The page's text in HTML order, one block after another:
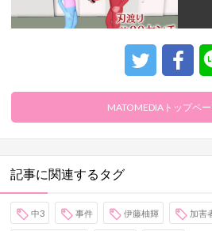
MATOMEDIAトップペ
記事に関連するタグ
中3 事件 伊藤柚輝 加害